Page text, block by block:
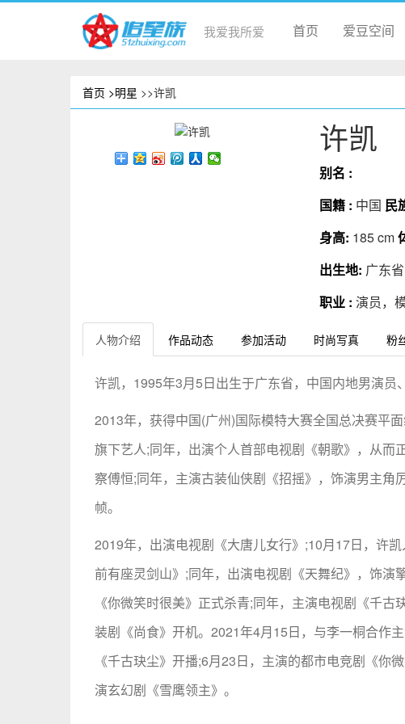
我爱我所爱 首页 爱豆空间
首页 >明星 >>许凯
许凯
别名 :
国籍 : 中国 民
身高: 185 cm
出生地: 广东省
职业 : 演员，
人物介绍 作品动态 参加活动 时尚写真 粉
许凯，1995年3月5日出生于广东省，中国内地男演员
2013年，获得中国(广州)国际模特大赛全国总决赛平
旗下艺人;同年，出演个人首部电视剧《朝歌》，从
察傅恒;同年，主演古装仙侠剧《招摇》，饰演男主
帧。
2019年，出演电视剧《大唐儿女行》;10月17日，许
前有座灵剑山》;同年，出演电视剧《天舞纪》，饰
《你微笑时很美》正式杀青;同年，主演电视剧《千
装剧《尚食》开机。2021年4月15日，与李一桐合作
《千古玦尘》开播;6月23日，主演的都市电竞剧《你
演玄幻剧《雪鹰领主》。